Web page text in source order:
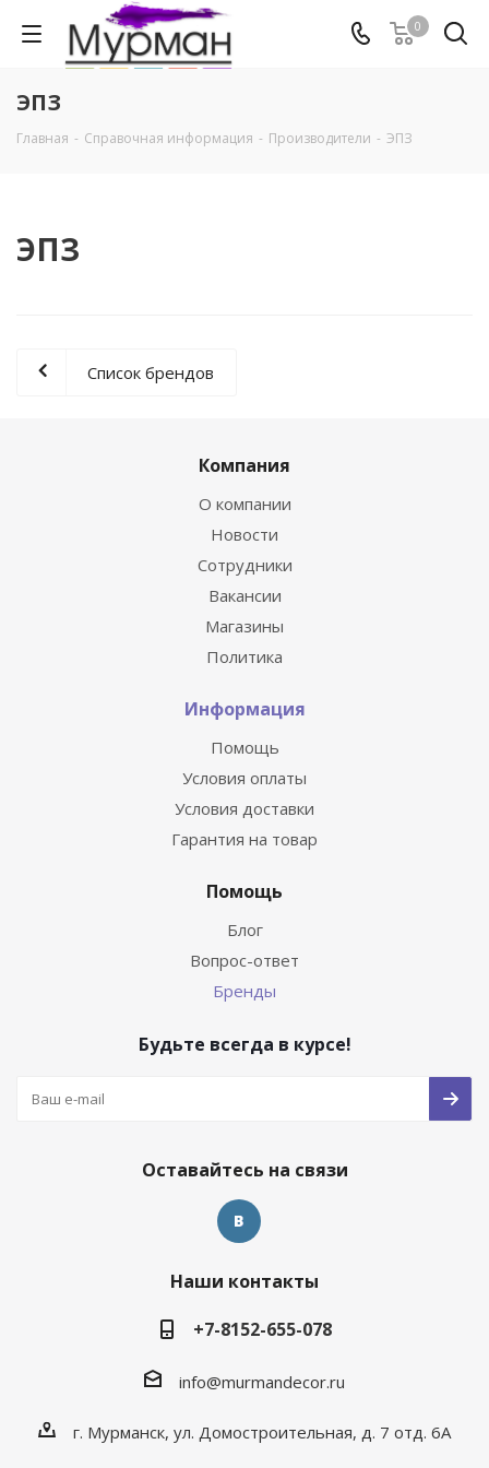
0
ЭПЗ
Главная - Справочная информация - Производители - ЭПЗ
ЭПЗ
Список брендов
Компания
О компании
Новости
Сотрудники
Вакансии
Магазины
Политика
Информация
Помощь
Условия оплаты
Условия доставки
Гарантия на товар
Помощь
Блог
Вопрос-ответ
Бренды
Будьте всегда в курсе!
Оставайтесь на связи
Наши контакты
+7-8152-655-078
info@murmandecor.ru
г. Мурманск, ул. Домостроительная, д. 7 отд. 6А